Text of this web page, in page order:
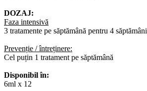
DOZAJ:
Faza intensivă
3 tratamente pe săptămână pentru 4 săptămâni
Prevenție / întreținere:
Cel puțin 1 tratament pe săptămână
Disponibil în:
6ml x 12